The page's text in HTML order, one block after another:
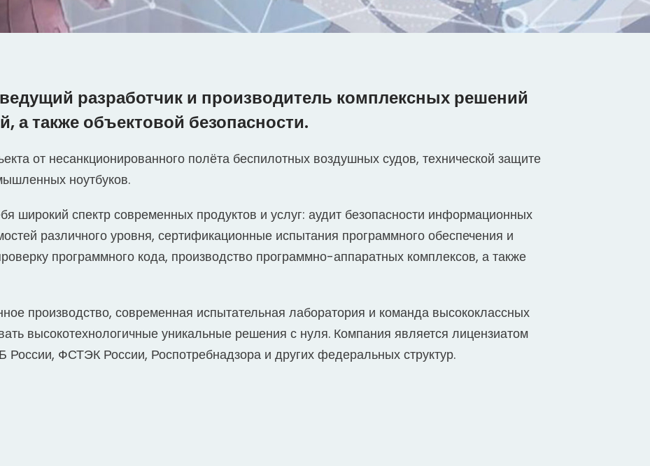
разработчик и производитель комплексных решений
также объектовой безопасности.
от несанкционированного полёта беспилотных воздушных судов, технической защите
ноутбуков.
широкий спектр современных продуктов и услуг: аудит безопасности информационных
различного уровня, сертификационные испытания программного обеспечения и
программного кода, производство программно-аппаратных комплексов, а также
производство, современная испытательная лаборатория и команда высококлассных
высокотехнологичные уникальные решения с нуля. Компания является лицензиатом
ФСТЭК России, Роспотребнадзора и других федеральных структур.